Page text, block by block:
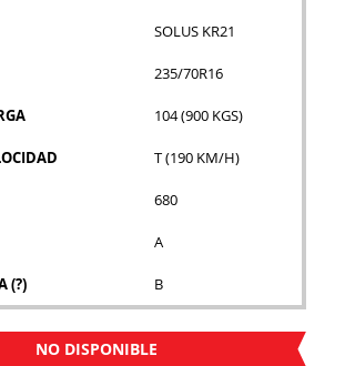
SOLUS KR21
235/70R16
104 (900 KGS)
T (190 KM/H)
680
A
(?) B
NO DISPONIBLE